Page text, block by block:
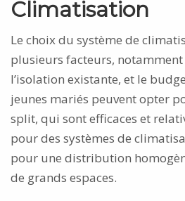
Climatisation
Le choix du système de
plusieurs facteurs,
l’isolation existante, et le
jeunes mariés peuvent opter
split, qui sont efficaces et
pour des systèmes de
pour une distribution
de grands espaces.